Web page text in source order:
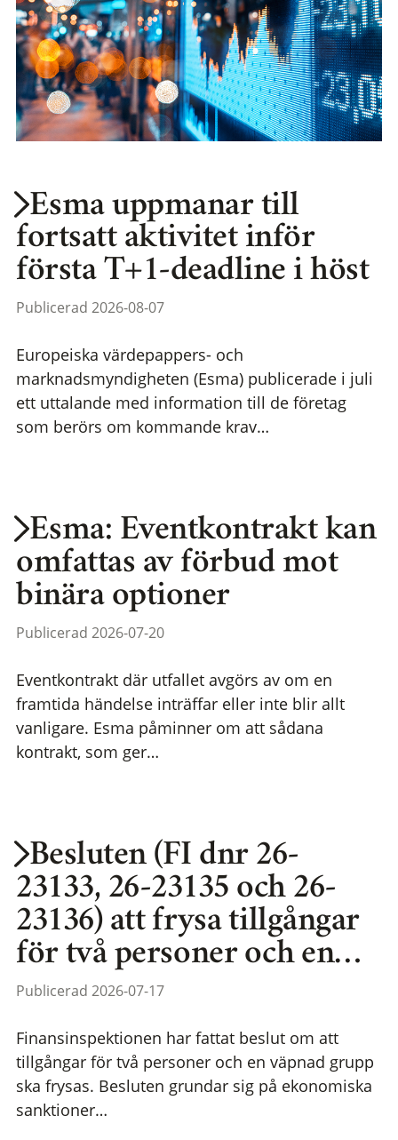
Esma uppmanar till
fortsatt aktivitet inför
första T+1-deadline i höst
Publicerad 2026-08-07
Europeiska värdepappers- och
marknadsmyndigheten (Esma) publicerade i juli
ett uttalande med information till de företag
som berörs om kommande krav…
Esma: Eventkontrakt kan
omfattas av förbud mot
binära optioner
Publicerad 2026-07-20
Eventkontrakt där utfallet avgörs av om en
framtida händelse inträffar eller inte blir allt
vanligare. Esma påminner om att sådana
kontrakt, som ger…
Besluten (FI dnr 26-
23133, 26-23135 och 26-
23136) att frysa tillgångar
för två personer och en…
Publicerad 2026-07-17
Finansinspektionen har fattat beslut om att
tillgångar för två personer och en väpnad grupp
ska frysas. Besluten grundar sig på ekonomiska
sanktioner…